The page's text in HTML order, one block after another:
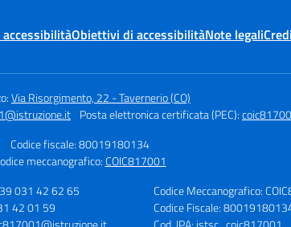
accessibilitàObiettivi di accessibilitàNote legali
Via Risorgimento, 22 - Tavernerio (CO)
Posta elettronica certificata (PEC):
Codice fiscale: 80019180134
meccanografico:COIC817001
031 42 62 65
42 01 59
Codice Meccanografico:
Codice Fiscale: